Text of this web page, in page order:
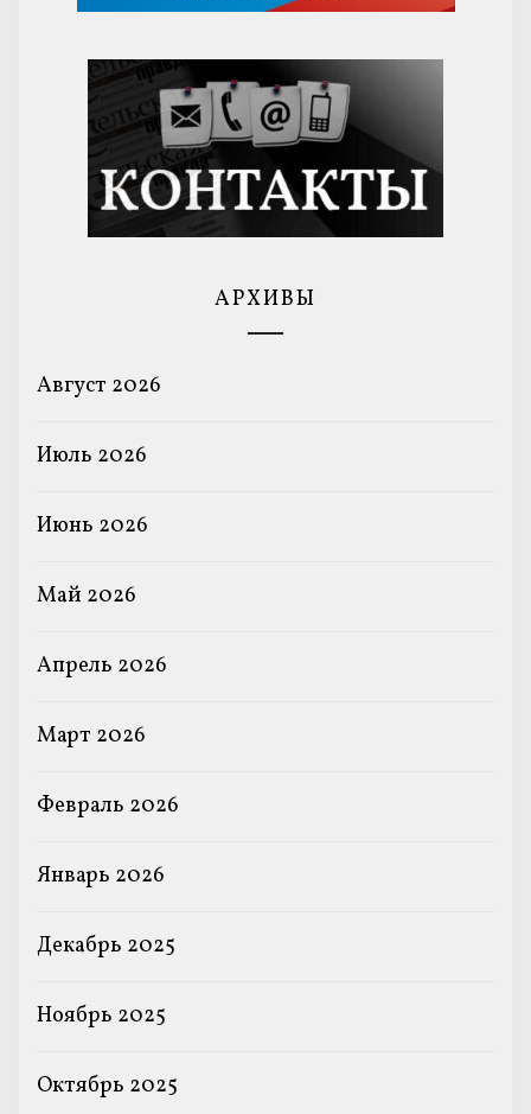
АРХИВЫ
Август 2026
Июль 2026
Июнь 2026
Май 2026
Апрель 2026
Март 2026
Февраль 2026
Январь 2026
Декабрь 2025
Ноябрь 2025
Октябрь 2025